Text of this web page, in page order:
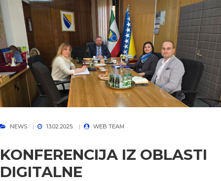
NEWS 13.02.2025. WEB TEAM
KONFERENCIJA IZ OBLASTI
DIGITALNE